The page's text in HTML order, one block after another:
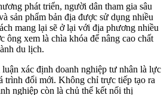
phát triển, người dân tham gia sâu
sản phẩm bản địa được sử dụng nhiều
mang lại sẽ ở lại với địa phương nhiều
ông xem là chìa khóa để nâng cao chất
du lịch.
xác định doanh nghiệp tư nhân là lực
trình đổi mới. Không chỉ trực tiếp tạo ra
nghiệp còn là chủ thể kết nối thị